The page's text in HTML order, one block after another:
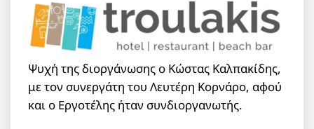
Ψυχή της διοργάνωσης ο Κώστας Καλπακίδης,
με τον συνεργάτη του Λευτέρη Κορνάρο, αφού
και ο Εργοτέλης ήταν συνδιοργανωτής.